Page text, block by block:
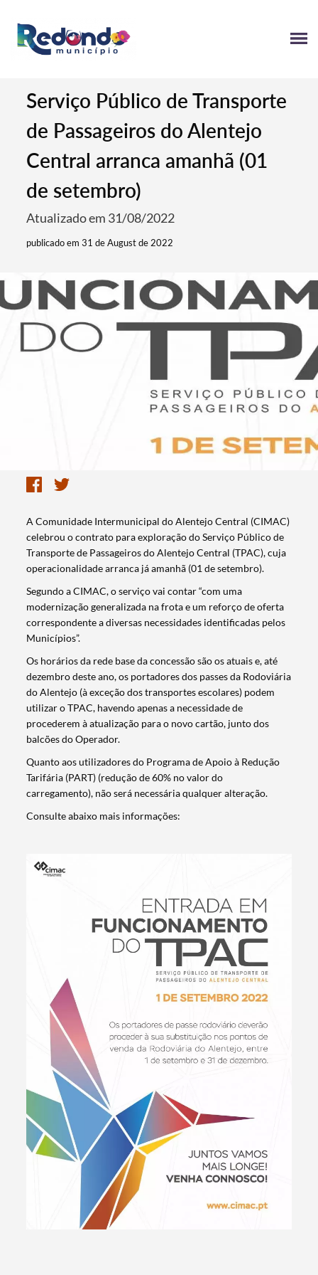
Serviço Público de Transporte
de Passageiros do Alentejo
Central arranca amanhã (01
de setembro)
Atualizado em 31/08/2022
publicado em 31 de August de 2022
A Comunidade Intermunicipal do Alentejo Central (CIMAC)
celebrou o contrato para exploração do Serviço Público de
Transporte de Passageiros do Alentejo Central (TPAC), cuja
operacionalidade arranca já amanhã (01 de setembro).
Segundo a CIMAC, o serviço vai contar “com uma
modernização generalizada na frota e um reforço de oferta
correspondente a diversas necessidades identificadas pelos
Municípios”.
Os horários da rede base da concessão são os atuais e, até
dezembro deste ano, os portadores dos passes da Rodoviária
do Alentejo (à exceção dos transportes escolares) podem
utilizar o TPAC, havendo apenas a necessidade de
procederem à atualização para o novo cartão, junto dos
balcões do Operador.
Quanto aos utilizadores do Programa de Apoio à Redução
Tarifária (PART) (redução de 60% no valor do
carregamento), não será necessária qualquer alteração.
Consulte abaixo mais informações: